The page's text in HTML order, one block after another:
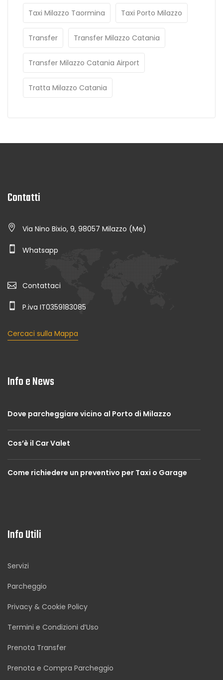
Taxi Milazzo Taormina Taxi Porto Milazzo
Transfer Transfer Milazzo Catania
Transfer Milazzo Catania Airport
Tratta Milazzo Catania
Contatti
Via Nino Bixio, 9, 98057 Milazzo (Me)
Whatsapp
Contattaci
P.iva IT0359183085
Cercaci sulla Mappa
Info e News
Dove parcheggiare vicino al Porto di Milazzo
Cos’è il Car Valet
Come richiedere un preventivo per Taxi o Garage
Info Utili
Servizi
Parcheggio
Privacy & Cookie Policy
Termini e Condizioni d’Uso
Prenota Transfer
Prenota e Compra Parcheggio